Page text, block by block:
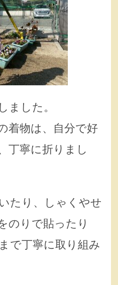
ました。
着物は、自分で好
丁寧に折りまし
たり、しゃくやせ
のりで貼ったり
で丁寧に取り組み